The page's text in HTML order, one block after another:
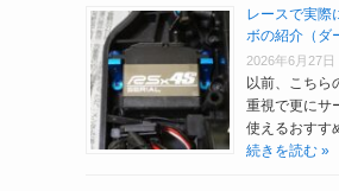
レースで実際
ボの紹介（ダ
2026年6月27日
以前、こちら
重視で更にサ
使えるおすす
続きを読む »